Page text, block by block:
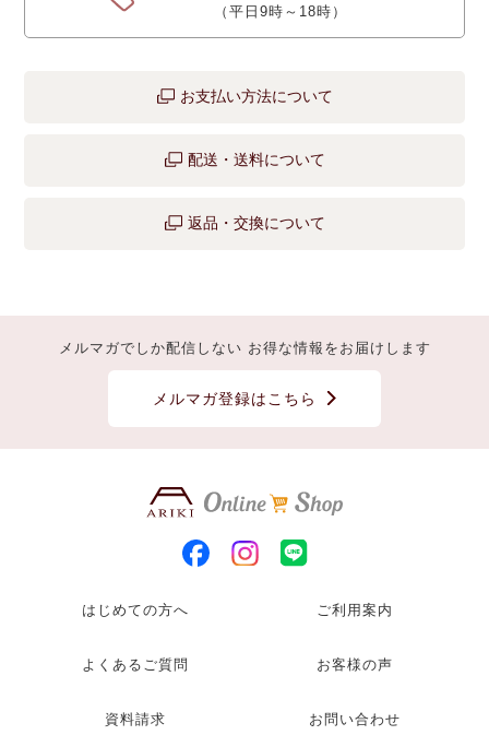
（平日9時～18時）
お支払い方法について
配送・送料について
返品・交換について
メルマガでしか配信しない お得な情報をお届けします
メルマガ登録はこちら
はじめての方へ ご利用案内
よくあるご質問 お客様の声
資料請求 お問い合わせ